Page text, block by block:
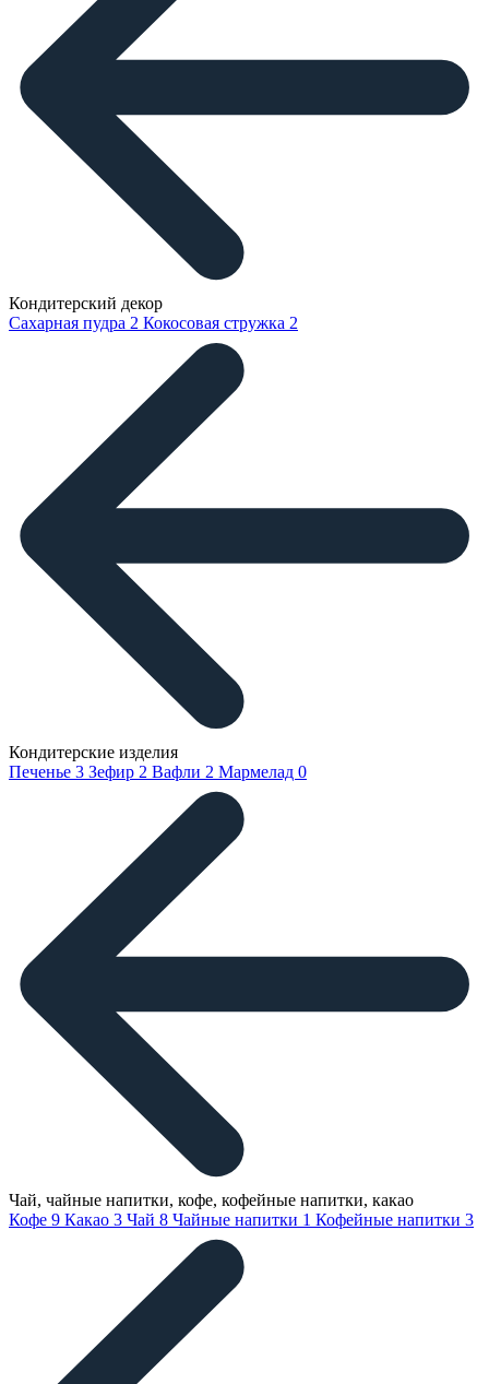
Кондитерский декор
Сахарная пудра 2 Кокосовая стружка 2
Кондитерские изделия
Печенье 3 Зефир 2 Вафли 2 Мармелад 0
Чай, чайные напитки, кофе, кофейные напитки, какао
Кофе 9 Какао 3 Чай 8 Чайные напитки 1 Кофейные напитки 3